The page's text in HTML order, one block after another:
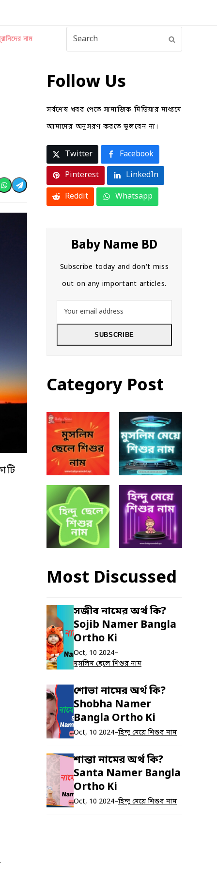
নাম
Share
via
Share
via
Follow Us
সর্বশেষ খবর পেতে সামাজিক মিডিয়ার মাধ্যমে
আমাদের অনুসরণ করতে ভুলবেন না।
Twitter
Facebook
Pinterest
LinkedIn
Reddit
Whatsapp
Baby Name BD
Subscribe today and don’t miss
out on any important articles.
SUBSCRIBE
Category Post
Most Discussed
সজীব নামের অর্থ কি?
Sojib Namer Bangla
Ortho Ki
Oct, 10 2024–
মুসলিম ছেলে শিশুর নাম
শোভা নামের অর্থ কি?
Shobha Namer
Bangla Ortho Ki
Oct, 10 2024–হিন্দু মেয়ে শিশুর নাম
শান্তা নামের অর্থ কি?
Santa Namer Bangla
Ortho Ki
Oct, 10 2024–হিন্দু মেয়ে শিশুর নাম